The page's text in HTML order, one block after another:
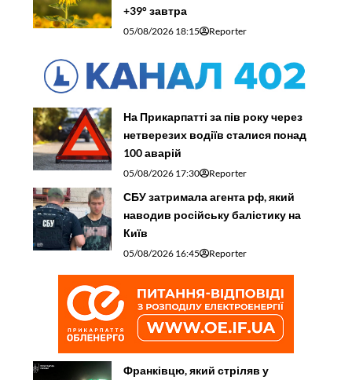
+39° завтра
05/08/2026 18:15 Reporter
На Прикарпатті за пів року через
нетверезих водіїв сталися понад
100 аварій
05/08/2026 17:30 Reporter
СБУ затримала агента рф, який
наводив російську балістику на
Київ
05/08/2026 16:45 Reporter
Франківцю, який стріляв у